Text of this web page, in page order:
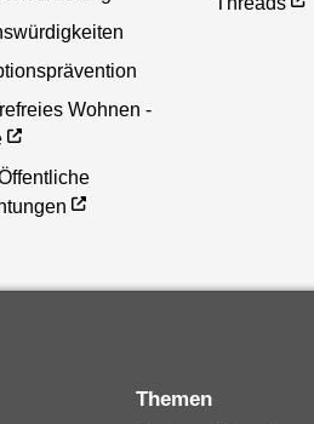
Wohnen -
Themen